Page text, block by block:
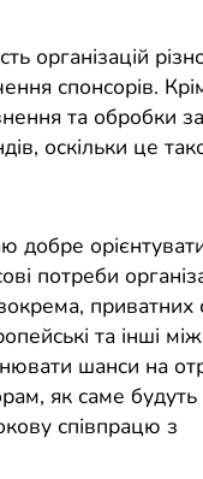
організацій
спонсорів.
та обробки
оскільки це
потреби
приватних
та інші
шанси на
як саме будуть
співпрацю з